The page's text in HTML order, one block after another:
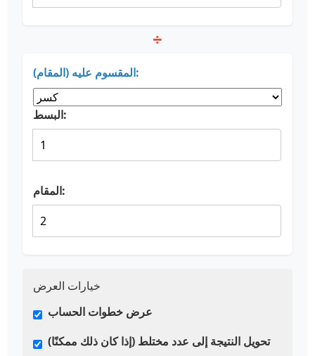
÷
المقسوم عليه (المقام):
البسط:
المقام:
خيارات العرض
عرض خطوات الحساب
تحويل النتيجة إلى عدد مختلط (إذا كان ذلك ممكنًا)